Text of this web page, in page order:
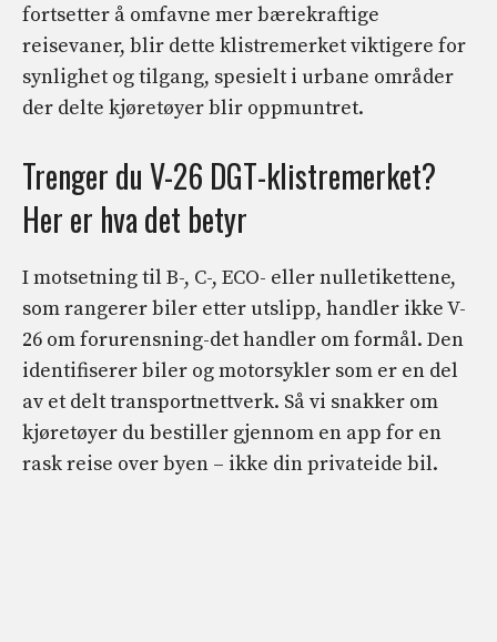
fortsetter å omfavne mer bærekraftige
reisevaner, blir dette klistremerket viktigere for
synlighet og tilgang, spesielt i urbane områder
der delte kjøretøyer blir oppmuntret.
Trenger du V-26 DGT-klistremerket?
Her er hva det betyr
I motsetning til B-, C-, ECO- eller nulletikettene,
som rangerer biler etter utslipp, handler ikke V-
26 om forurensning-det handler om formål. Den
identifiserer biler og motorsykler som er en del
av et delt transportnettverk. Så vi snakker om
kjøretøyer du bestiller gjennom en app for en
rask reise over byen – ikke din privateide bil.